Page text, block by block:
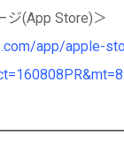
ジ(App Store)＞
app/apple-